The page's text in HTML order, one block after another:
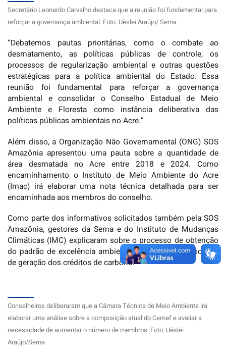
Secretário Leonardo Carvalho destaca que a reunião foi fundamental para
reforçar a governança ambiental. Foto: Uêslei Araújo/ Sema
“Debatemos pautas prioritárias, como o combate ao
desmatamento, as políticas públicas de controle, os
processos de regularização ambiental e outras questões
estratégicas para a política ambiental do Estado. Essa
reunião foi fundamental para reforçar a governança
ambiental e consolidar o Conselho Estadual de Meio
Ambiente e Floresta como instância deliberativa das
políticas públicas ambientais no Acre.”
Além disso, a Organização Não Governamental (ONG) SOS
Amazônia apresentou uma pauta sobre a quantidade de
área desmatada no Acre entre 2018 e 2024. Como
encaminhamento o Instituto de Meio Ambiente do Acre
(Imac) irá elaborar uma nota técnica detalhada para ser
encaminhada aos membros do conselho.
Como parte dos informativos solicitados também pela SOS
Amazônia, gestores da Sema e do Instituto de Mudanças
Climáticas (IMC) explicaram sobre o processo de obtenção
do padrão de excelência ambiental Art Trees e o processo
de geração dos créditos de carbono.
Conselheiros deliberaram que a Câmara Técnica de Meio Ambiente irá
elaborar uma análise sobre a composição atual do Cemaf e avaliar a
necessidade de aumentar o número de membros. Foto: Uêslei
Araújo/Sema